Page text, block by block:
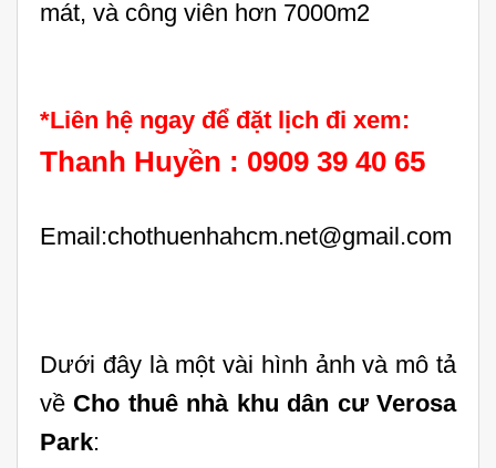
mát, và công viên hơn 7000m2
*Liên hệ ngay để đặt lịch đi xem:
Thanh Huyền : 0909 39 40 65
Email:chothuenhahcm.net@gmail.com
Dưới đây là một vài hình ảnh và mô tả
về Cho thuê nhà khu dân cư Verosa
Park: